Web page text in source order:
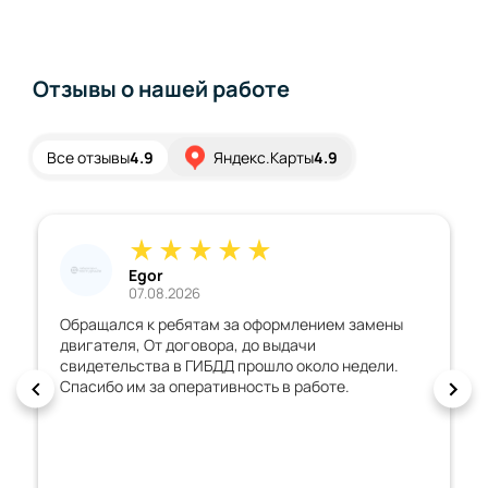
Отзывы о нашей работе
Все отзывы4.9 Яндекс.Карты4.9
за оформлением замены
до выдачи
в ГИБДД прошло около недели.
в работе.
Хорошая
машину с
зарегистрировали
рекомендую!!!!!